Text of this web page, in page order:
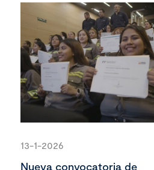
13-1-2026
Nueva convocatoria de